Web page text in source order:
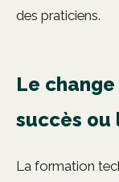
des praticiens.
Le
succès ou
La formation